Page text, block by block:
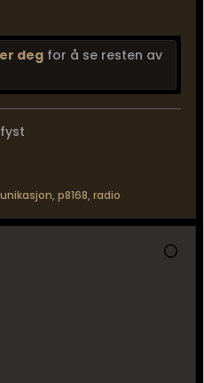
deg for å se resten av
, p8168, radio